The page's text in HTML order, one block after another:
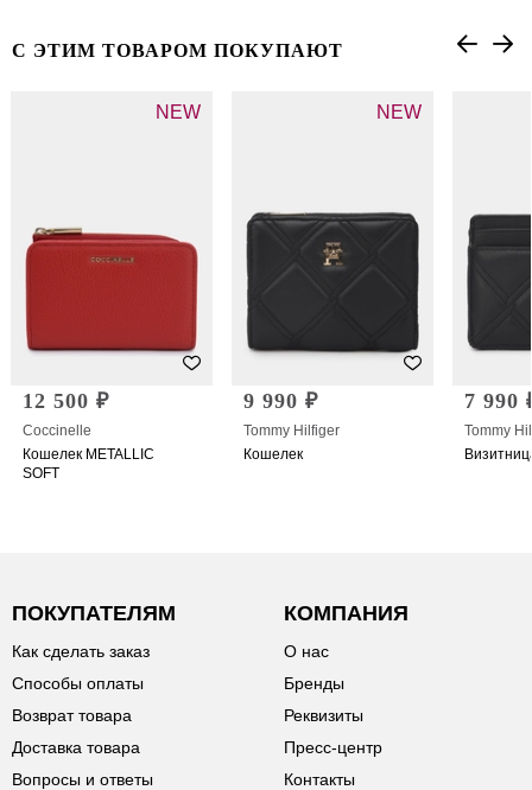
С ЭТИМ ТОВАРОМ ПОКУПАЮТ
NEW
12 500 ₽
Coccinelle
Кошелек METALLIC
SOFT
NEW
9 990 ₽
Tommy Hilfiger
Кошелек
7 990
Tommy
ПОКУПАТЕЛЯМ
Как сделать заказ
Способы оплаты
Возврат товара
Доставка товара
Вопросы и ответы
КОМПАНИЯ
О нас
Бренды
Реквизиты
Пресс-центр
Контакты